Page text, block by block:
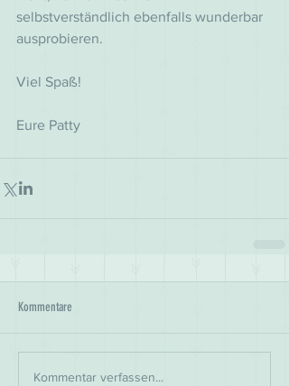
selbstverständlich ebenfalls wunderbar
ausprobieren.
Viel Spaß!
Eure Patty
Kommentare
Kommentar verfassen...